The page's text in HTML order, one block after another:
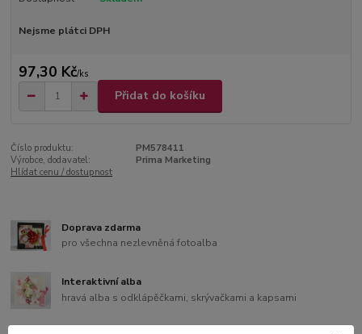
Nejsme plátci DPH
97,30 Kč/ks
Přidat do košíku
Číslo produktu:
PM578411
Výrobce, dodavatel:
Prima Marketing
Hlídat cenu / dostupnost
Doprava zdarma
pro všechna nezlevněná fotoalba
Interaktivní alba
hravá alba s odklápěčkami, skrývačkami a kapsami